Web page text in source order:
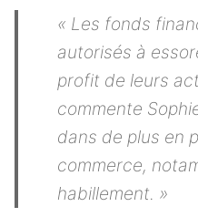
« Les fonds
autorisés à
profit de leurs
commente
dans de plus en
commerce,
habillement. »